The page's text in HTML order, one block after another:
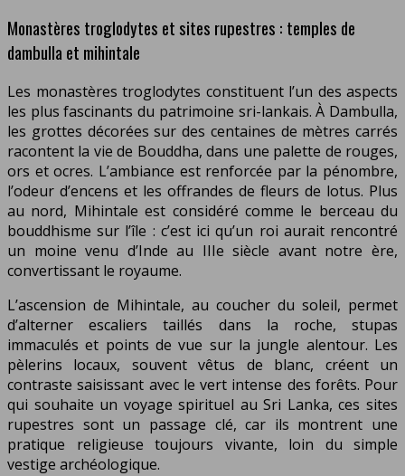
Monastères troglodytes et sites rupestres : temples de
dambulla et mihintale
Les monastères troglodytes constituent l’un des aspects
les plus fascinants du patrimoine sri-lankais. À Dambulla,
les grottes décorées sur des centaines de mètres carrés
racontent la vie de Bouddha, dans une palette de rouges,
ors et ocres. L’ambiance est renforcée par la pénombre,
l’odeur d’encens et les offrandes de fleurs de lotus. Plus
au nord, Mihintale est considéré comme le berceau du
bouddhisme sur l’île : c’est ici qu’un roi aurait rencontré
un moine venu d’Inde au IIIe siècle avant notre ère,
convertissant le royaume.
L’ascension de Mihintale, au coucher du soleil, permet
d’alterner escaliers taillés dans la roche, stupas
immaculés et points de vue sur la jungle alentour. Les
pèlerins locaux, souvent vêtus de blanc, créent un
contraste saisissant avec le vert intense des forêts. Pour
qui souhaite un voyage spirituel au Sri Lanka, ces sites
rupestres sont un passage clé, car ils montrent une
pratique religieuse toujours vivante, loin du simple
vestige archéologique.